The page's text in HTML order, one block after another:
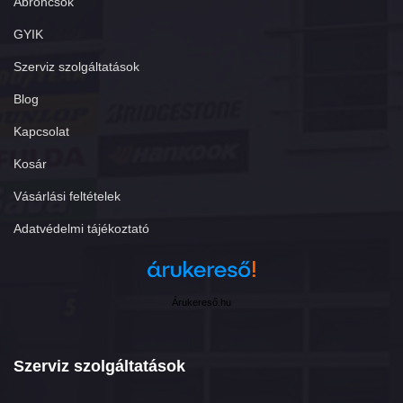
GYIK
Szerviz szolgáltatások
Blog
Kapcsolat
Kosár
Vásárlási feltételek
Adatvédelmi tájékoztató
Árukereső.hu
Szerviz szolgáltatások